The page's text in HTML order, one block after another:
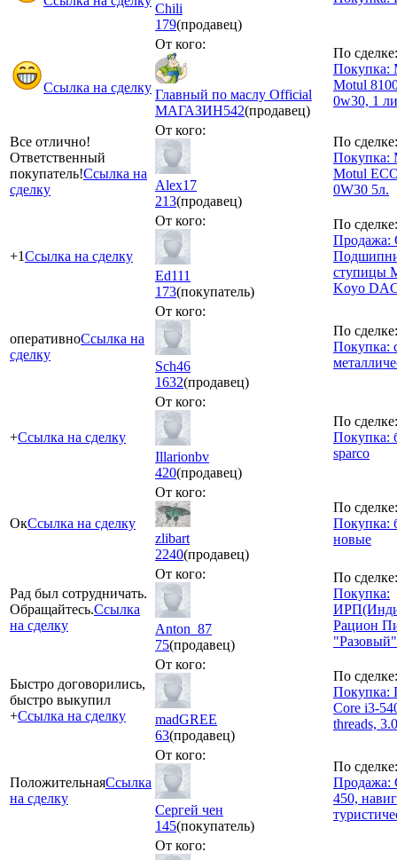
Chili
179(продавец)
Ссылка на сделку
От кого:
Главный по маслу Official
МАГАЗИН542(продавец)
По сделке:
Покупка:
Motul
0w30, 1
Все отлично!
Ответственный
покупатель!Ссылка на
сделку
От кого:
Alex17
213(продавец)
По сделке:
Покупка:
Motul
0W30 5л.
+1Ссылка на сделку
От кого:
Ed111
173(покупатель)
По сделке:
Продажа:
ступицы
Koyo
оперативноСсылка на
сделку
От кого:
Sch46
1632(продавец)
По сделке:
Покупка:
+Ссылка на сделку
От кого:
Illarionbv
420(продавец)
По сделке:
Покупка:
sparco
ОкСсылка на сделку
От кого:
zlibart
2240(продавец)
По сделке:
Покупка:
новые
Рад был сотрудничать.
Обращайтесь.Ссылка
на сделку
От кого:
Anton_87
75(продавец)
По сделке:
Покупка:
Рацион
"Разовый"
Быстро договорились,
быстро выкупил
+Ссылка на сделку
От кого:
madGREE
63(продавец)
По сделке:
Покупка:
Core i3-
threads,
ПоложительнаяСсылка
на сделку
От кого:
Сергей чен
145(покупатель)
По сделке:
Продажа:
450,
От кого: